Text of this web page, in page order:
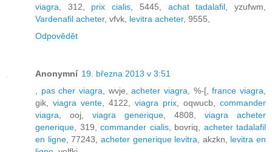
viagra , 312, prix cialis , 5445, achat tadalafil , yzufwm,
Vardenafil acheter, vfvk, levitra acheter, 9555,
Odpovědět
Anonymní 19. března 2013 v 3:51
pas cher viagra , wvje,acheter viagra , %-[,france viagra
gik, viagra vente , 4122, viagra prix , oqwucb, commander
viagra , ooj, viagra generique , 4808, viagra acheter
generique , 319, commander cialis, bovriq, acheter tadalafil
en ligne, 77243, acheter generique levitra , akzkn, levitra en